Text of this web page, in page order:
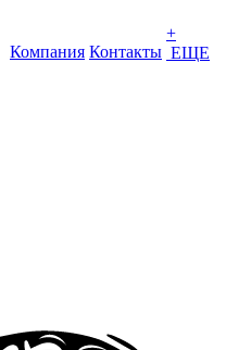
Компания Контакты
+
ЕЩЕ